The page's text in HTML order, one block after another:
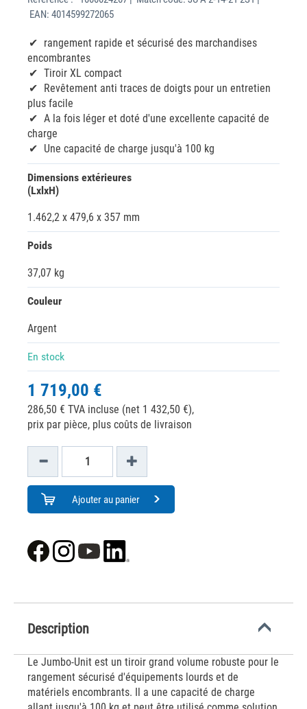
EAN: 4014599272065
rangement rapide et sécurisé des marchandises
encombrantes
Tiroir XL compact
Revêtement anti traces de doigts pour un entretien
plus facile
A la fois léger et doté d'une excellente capacité de
charge
Une capacité de charge jusqu'à 100 kg
Dimensions extérieures
(LxlxH)
1.462,2 x 479,6 x 357 mm
Poids
37,07 kg
Couleur
Argent
En stock
1 719,00 €
286,50 € TVA incluse (net 1 432,50 €),
prix par pièce, plus coûts de livraison
Ajouter au panier
Description
Le Jumbo-Unit est un tiroir grand volume robuste pour le
rangement sécurisé d'équipements lourds et de
matériels encombrants. Il a une capacité de charge